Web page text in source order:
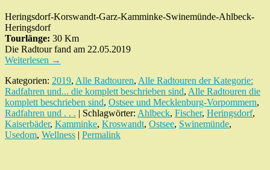
Heringsdorf-Korswandt-Garz-Kamminke-Swinemünde-Ahlbeck-
Heringsdorf
Tourlänge: 30 Km
Die Radtour fand am 22.05.2019
Weiterlesen →
Kategorien: 2019, Alle Radtouren, Alle Radtouren der Kategorie:
Radfahren und... die komplett beschrieben sind, Alle Radtouren die
komplett beschrieben sind, Ostsee und Mecklenburg-Vorpommern,
Radfahren und . . . | Schlagwörter: Ahlbeck, Fischer, Heringsdorf,
Kaiserbäder, Kamminke, Kroswandt, Ostsee, Swinemünde,
Usedom, Wellness | Permalink